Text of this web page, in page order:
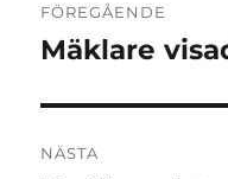
FÖREGÅENDE
Föregående
Mäklare
NÄSTA